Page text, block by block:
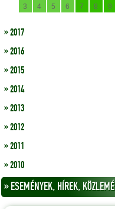
3
4 5 6 7 8 9
» 2017
» 2016
» 2015
» 2014
» 2013
» 2012
» 2011
» 2010
» ESEMÉNYEK, HÍREK,